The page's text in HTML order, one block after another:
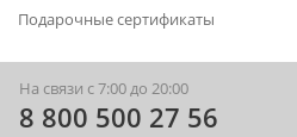
Подарочные сертификаты
На связи с 7:00 до 20:00
8 800 500 27 56